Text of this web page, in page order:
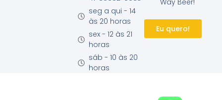
seg a qui - 14
às 20 horas
sex - 12 às 21
horas
sáb - 10 às 20
horas
Eu quero!